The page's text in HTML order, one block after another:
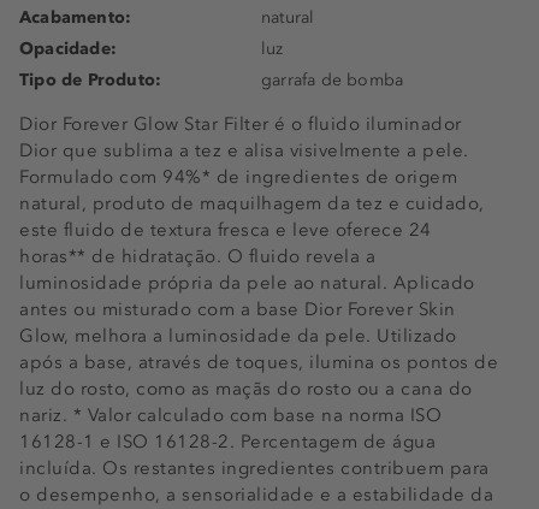
Dior Forever Glow Star Filter é o fluido iluminador
Dior que sublima a tez e alisa visivelmente a pele.
Formulado com 94%* de ingredientes de origem
natural, produto de maquilhagem da tez e cuidado,
este fluido de textura fresca e leve oferece 24
horas** de hidratação. O fluido revela a
luminosidade própria da pele ao natural. Aplicado
antes ou misturado com a base Dior Forever Skin
Glow, melhora a luminosidade da pele. Utilizado
após a base, através de toques, ilumina os pontos de
luz do rosto, como as maçãs do rosto ou a cana do
nariz. * Valor calculado com base na norma ISO
16128-1 e ISO 16128-2. Percentagem de água
incluída. Os restantes ingredientes contribuem para
o desempenho, a sensorialidade e a estabilidade da
Acabamento:
natural
Opacidade:
luz
Tipo de Produto:
garrafa de bomba